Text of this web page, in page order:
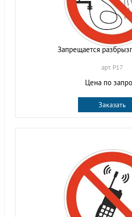
Запрещается
арт. P17
Цена по
Заказать